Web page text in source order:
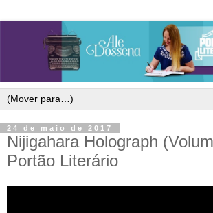
24 de maio de 2017
Nijigahara Holograph
Portão Literário